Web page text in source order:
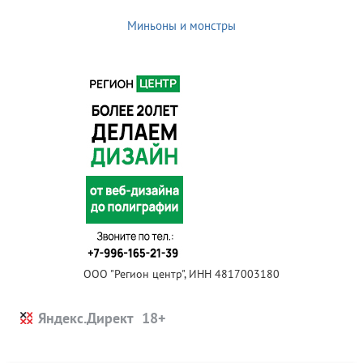
Миньоны и монстры
ООО "Регион центр", ИНН 4817003180
Яндекс.Директ